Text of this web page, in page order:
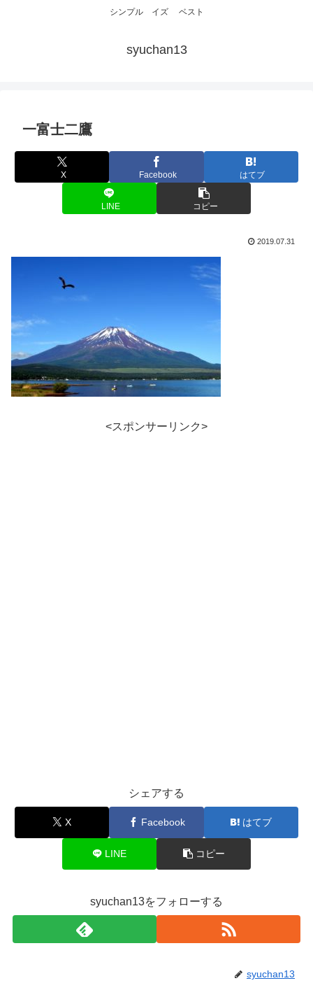
シンプル イズ ベスト
syuchan13
一富士二鷹
X Facebook はてブ
LINE コピー
2019.07.31
<スポンサーリンク>
シェアする
X Facebook はてブ
LINE コピー
syuchan13をフォローする
syuchan13